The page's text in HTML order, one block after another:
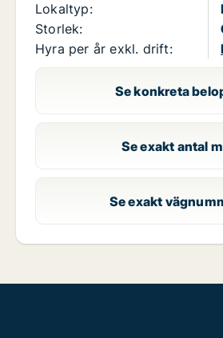
Lokaltyp:
Storlek:
Hyra per år exkl. drift:
Se konkreta
Se exakt antal
Se exakt